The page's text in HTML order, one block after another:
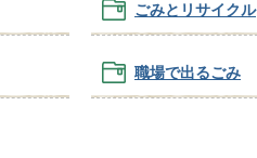
ごみとリサイクル
職場で出るごみ